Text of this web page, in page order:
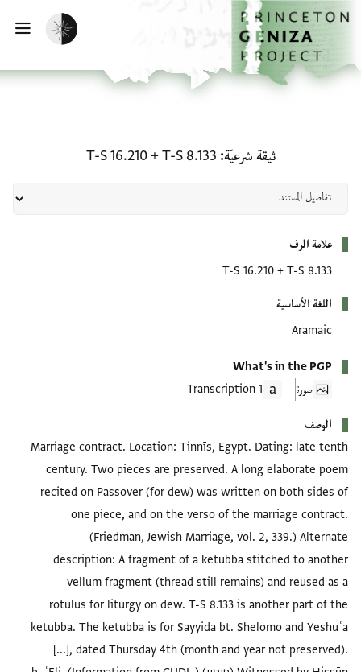
إلى المحتوى الرئيسي
الرئيسية
تفعيل الوضع المظلم
ثيقة شرعيّة T-S 8.133
+
T-S 16.210
علامة الرف
T-S 8.133
+
T-S 16.210
اللغة الأساسية
Aramaic
What's in the PGP
صورة
1 Transcription
الوصف
Marriage contract. Location: Tinnīs, Egypt. Dating: late tenth
century. Two pieces are preserved. A long elaborate poem
recited on Passover (for dew) was written on both sides of
one piece, and on the verso of the marriage contract.
(Friedman, Jewish Marriage, vol. 2, 339.) Alternate
description: A fragment of a ketubba stitched to another
vellum fragment (thread still remains) and reused as a
rotulus for liturgy on dew. T-S 8.133 is another part of the
ketubba. The ketubba is for Sayyida bt. Shelomo and Yeshuʿa
[...], dated Thursday 4th (month and year not preserved).